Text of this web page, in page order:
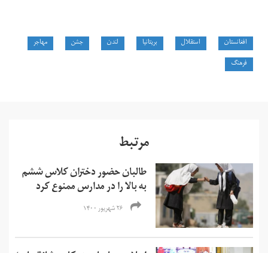
افغانستان استقلال بریتانیا لندن جشن
مهاجر
فرهنگ
مرتبط
طالبان حضور دختران کلاس ششم
به بالا را در مدارس ممنوع کرد
۲۶ شهریور ۱۴۰۰